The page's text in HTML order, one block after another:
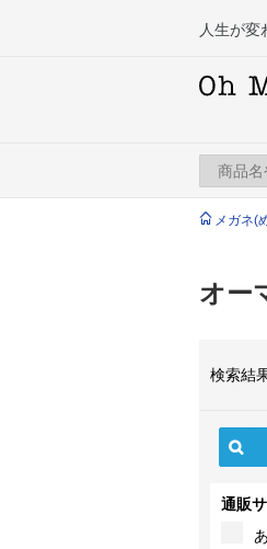
人生が変
メガネ(
オー
検索結
通販